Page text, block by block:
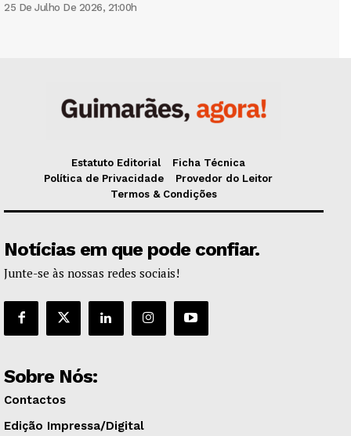
25 De Julho De 2026, 21:00h
Estatuto Editorial
Ficha Técnica
Política de Privacidade
Provedor do Leitor
Termos & Condições
Notícias em que pode confiar.
Junte-se às nossas redes sociais!
Sobre Nós:
Contactos
Edição Impressa/Digital